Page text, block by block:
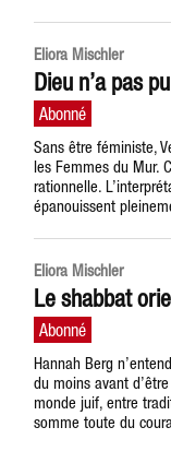
Eliora Mischler
Dieu n’a pas
Sans être féministe,
les Femmes du Mur.
rationnelle.
épanouissent
Eliora Mischler
Le shabbat
Hannah Berg
du moins avant
monde juif, entre
somme toute du